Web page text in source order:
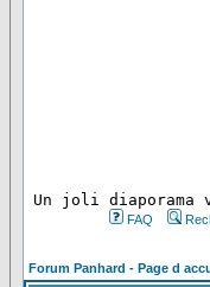
Un joli diaporama
FAQ
Forum Panhard - Page d